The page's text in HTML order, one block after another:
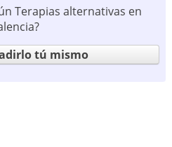
Terapias alternativas en
tú mismo